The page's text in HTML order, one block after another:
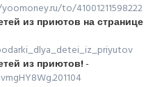
to/41001211598222
из приютов на странице
из приютов!-